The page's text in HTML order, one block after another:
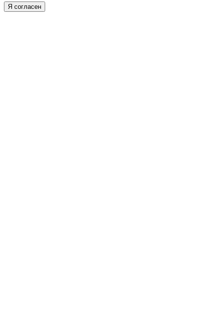
Я согласен